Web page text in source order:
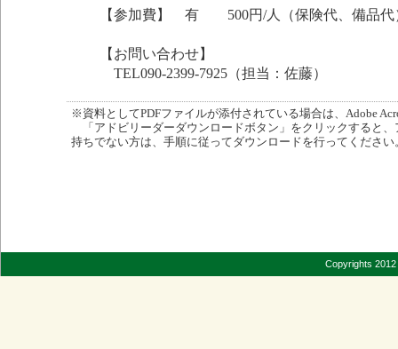
【参加費】 有 500円/人（保険代、備品代
【お問い合わせ】
TEL090-2399-7925（担当：佐藤）
※資料としてPDFファイルが添付されている場合は、Adobe
「アドビリーダーダウンロードボタン」をクリックすると
持ちでない方は、手順に従ってダウンロードを行ってください
Copyrights